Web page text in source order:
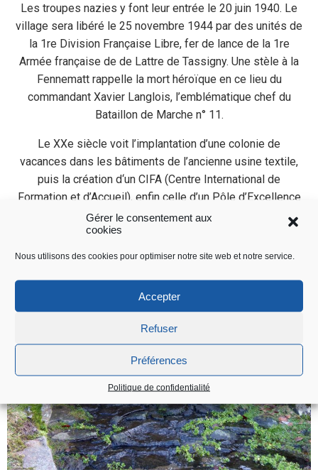
Gérer le consentement aux
cookies
Nous utilisons des cookies pour optimiser notre site web et notre service.
Accepter
Refuser
Préférences
Politique de confidentialité
Les troupes nazies y font leur entrée le 20 juin 1940. Le
village sera libéré le 25 novembre 1944 par des unités de
la 1re Division Française Libre, fer de lance de la 1re
Armée française de de Lattre de Tassigny. Une stèle à la
Fennematt rappelle la mort héroïque en ce lieu du
commandant Xavier Langlois, l’emblématique chef du
Bataillon de Marche n° 11.
Le XXe siècle voit l’implantation d’une colonie de
vacances dans les bâtiments de l’ancienne usine textile,
puis la création d‘un CIFA (Centre International de
Formation et d’Accueil), enfin celle d’un Pôle d’Excellence
Rurale au même lieu.